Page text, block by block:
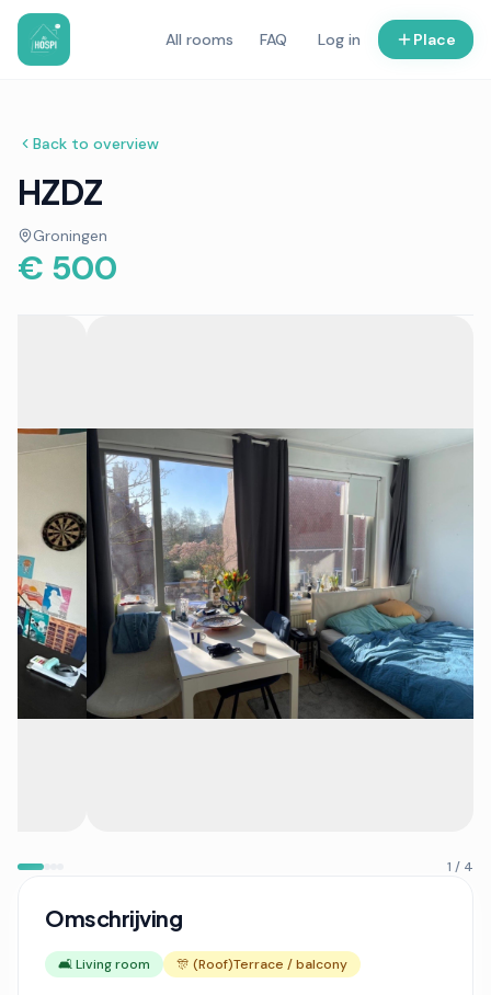
All rooms FAQ Log in Place
Back to overview
HZDZ
Groningen
€ 500
1 / 4
Omschrijving
🛋️ Living room 🎊 (Roof)Terrace / balcony